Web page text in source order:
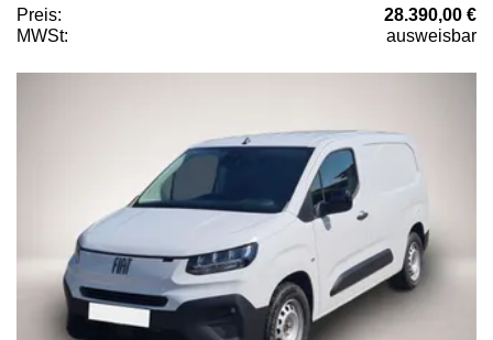
Preis:
28.390,00 €
MWSt:
ausweisbar